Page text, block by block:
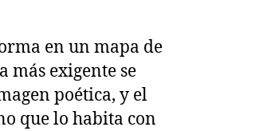
en un mapa de
más exigente se
poética, y el
que lo habita con